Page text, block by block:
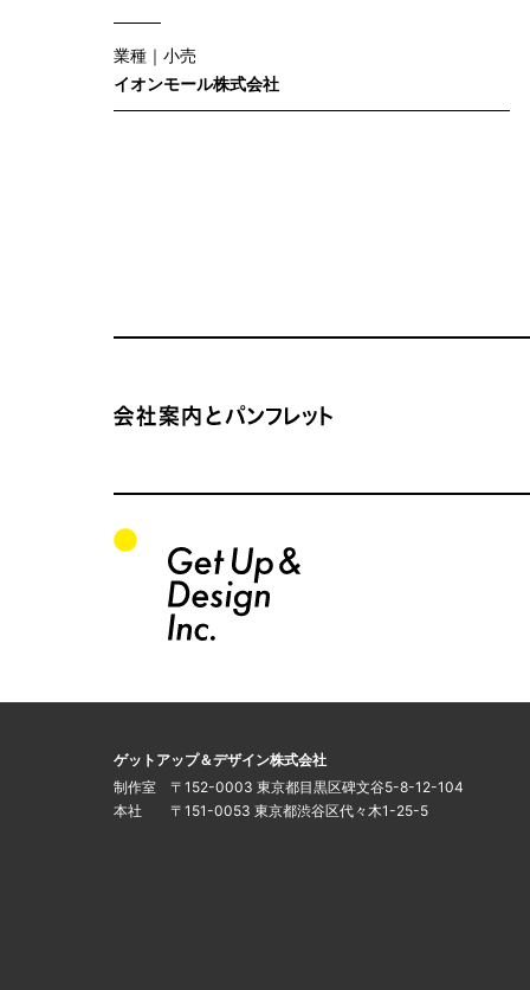
パンフレット 会社案内 地域ブランドパンフレット
実
イオンモール株式会社
（
業種｜小売
サイトコンテンツの一覧
会社案内とパンフレット サイトTOP
関連サイトの一覧
運営会社
ゲットアップ＆デザイン株式会社
制作室 〒152-0003 東京都目黒区碑文谷5-8-12-104
本社 〒151-0053 東京都渋谷区代々木1-25-5